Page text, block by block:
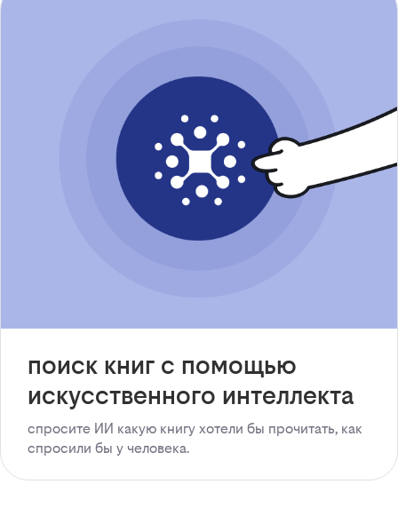
поиск книг с помощью
искусственного интеллекта
спросите ИИ какую книгу хотели бы прочитать, как
спросили бы у человека.